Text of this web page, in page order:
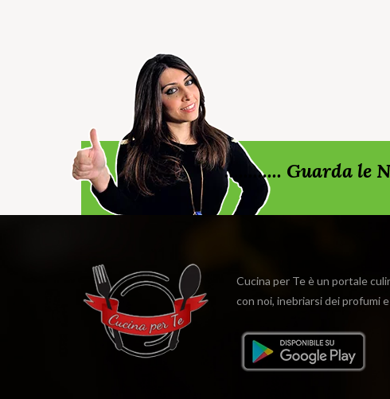
............ Guarda le
Cucina per Te è un portale
con noi, inebriarsi dei profumi